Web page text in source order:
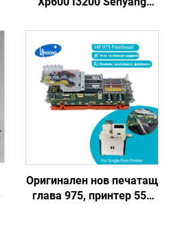
Материнска платка
Каретка Платка за
струйни големи
форматни принтери Еко
разтворител UV мастило
Оригинален нов печатащ
глава 975, принтер 552